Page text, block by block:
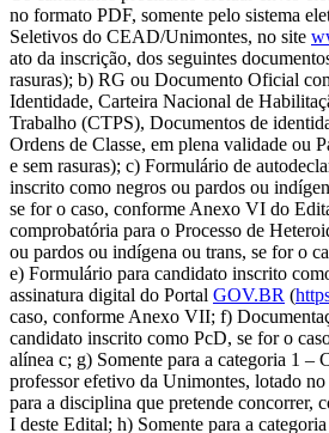
no formato PDF, somente pelo sistema
Seletivos do CEAD/Unimontes, no site
ato da inscrição, dos seguintes
rasuras); b) RG ou Documento Oficial
Identidade, Carteira Nacional de
Trabalho (CTPS), Documentos de
Ordens de Classe, em plena validade ou
e sem rasuras); c) Formulário de
inscrito como negros ou pardos ou
se for o caso, conforme Anexo VI do
comprobatória para o Processo de
ou pardos ou indígena ou trans, se for o
e) Formulário para candidato inscrito
assinatura digital do Portal GOV.BR (
caso, conforme Anexo VII; f)
candidato inscrito como PcD, se for o
alínea c; g) Somente para a categoria 1 –
professor efetivo da Unimontes, lotado
para a disciplina que pretende concorrer,
I deste Edital; h) Somente para a